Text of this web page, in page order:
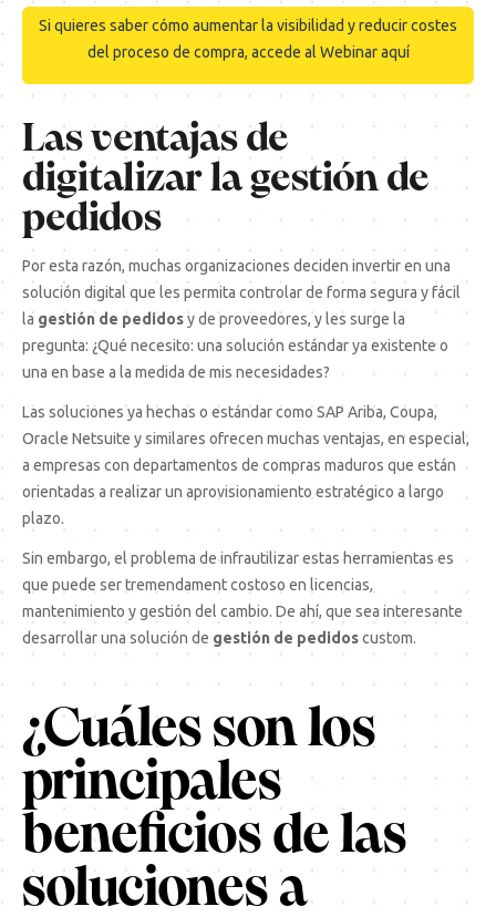
Si quieres saber cómo aumentar la visibilidad y reducir costes
del proceso de compra, accede al Webinar aquí
Las ventajas de
digitalizar lagestión de
pedidos
Por esta razón, muchas organizaciones deciden invertir en una
solución digital que les permita controlar de forma segura y fácil
la gestión de pedidosy de proveedores, y les surge la
pregunta: ¿Qué necesito: una solución estándar ya existente o
una en base a la medida de mis necesidades?
Las soluciones ya hechas o estándar como SAP Ariba, Coupa,
Oracle Netsuite y similares ofrecen muchas ventajas, en especial,
a empresas con departamentos de compras maduros que están
orientadas a realizar un aprovisionamiento estratégico a largo
plazo.
Sin embargo, el problema de infrautilizar estas herramientas es
que puede ser tremendament costoso en licencias,
mantenimiento y gestión del cambio. De ahí, que sea interesante
desarrollar una solución de gestión de pedidoscustom.
¿Cuáles son los
principales
beneficios de las
soluciones a